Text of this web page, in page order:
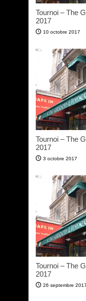
Tournoi – The
2017
10 octobre 2017
Tournoi – The
2017
3 octobre 2017
Tournoi – The
2017
26 septembre 2017